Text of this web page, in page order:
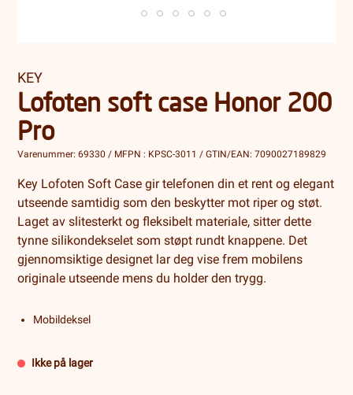
KEY
Lofoten soft case Honor 200
Pro
Varenummer: 69330 / MFPN : KPSC-3011 / GTIN/EAN: 7090027189829
Key Lofoten Soft Case gir telefonen din et rent og elegant
utseende samtidig som den beskytter mot riper og støt.
Laget av slitesterkt og fleksibelt materiale, sitter dette
tynne silikondekselet som støpt rundt knappene. Det
gjennomsiktige designet lar deg vise frem mobilens
originale utseende mens du holder den trygg.
Mobildeksel
Ikke på lager